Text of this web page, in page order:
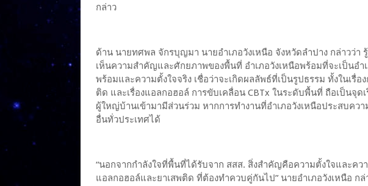
กล่าว
ด้าน นายทศพล จักรบุญมา นายอำเภอวังเหนือ จังหวัดลำปาง กล่าวว่
เห็นความสำคัญและศักยภาพของพื้นที่ อำเภอวังเหนือพร้อมที่จะเป็นอ
พร้อมและความตั้งใจจริง เชื่อว่าจะเกิดผลลัพธ์ที่เป็นรูปธรรม ทั้งในเรื่
ติด และเรื่องแอลกอฮอล์ การขับเคลื่อน CBTx ในระดับพื้นที่ ถือเป็นจุ
ผู้ใหญ่บ้านเข้ามามีส่วนร่วม หากการทำงานที่อำเภอวังเหนือประสบคว
อื่นทั่วประเทศได้
“นอกจากกำลังใจที่พื้นที่ได้รับจาก สสส. สิ่งสำคัญคือความตั้งใจและควา
แอลกอฮอล์และยาเสพติด ที่ต้องทำควบคู่กันไป” นายอำเภอวังเหนือ กล่